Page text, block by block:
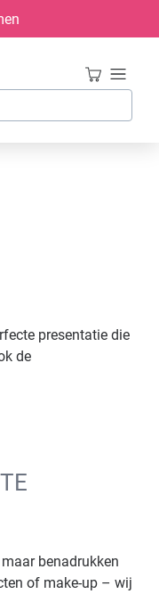
presentatie die
de
benadrukken
of make-up – wij